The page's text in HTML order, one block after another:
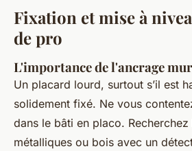
Fixation et mise à
de pro
L'importance de l'ancrage
Un placard lourd, surtout s’il est
solidement fixé. Ne vous
dans le bâti en placo.
métalliques ou bois avec un